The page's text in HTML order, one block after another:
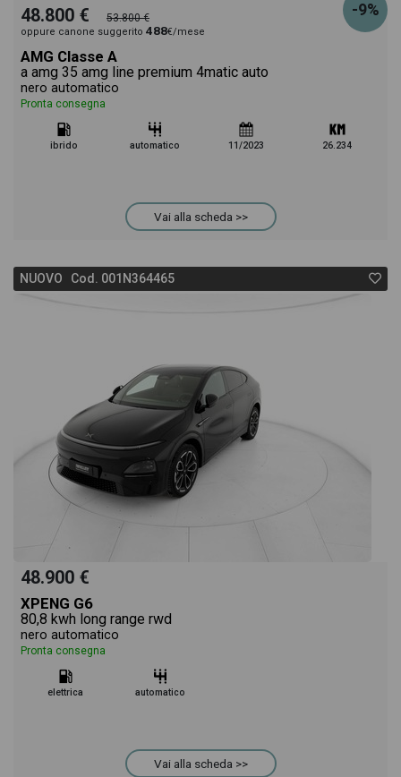
-9%
48.800 € 53.800 €
oppure canone suggerito 488€/mese
AMG Classe A
a amg 35 amg line premium 4matic auto
nero automatico
Pronta consegna
ibrido automatico 11/2023 26.234
Vai alla scheda >>
NUOVO Cod. 001N364465
48.900 €
XPENG G6
80,8 kwh long range rwd
nero automatico
Pronta consegna
elettrica automatico
Vai alla scheda >>